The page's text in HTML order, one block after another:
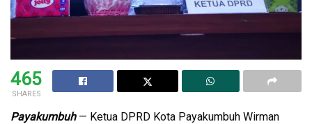
465
SHARES
Payakumbuh— Ketua DPRD Kota Payakumbuh Wirman